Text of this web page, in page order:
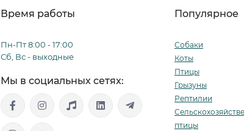
кровососущих двукрылых насекомых (гедзи-
комары – Culicidae, москиты – Psychodidae,
и лечение гастроинтестинальных
Тохокара-кати, Анцилостома канинум, Унсинария
Анцилостома ср.
Время работы
Пн-Пт 8:00 - 17:00
Сб, Вс - выходные
Мы в социальных сетях:
Популярное
Собаки
Коты
Птицы
Грызуны
Рептилии
птицы